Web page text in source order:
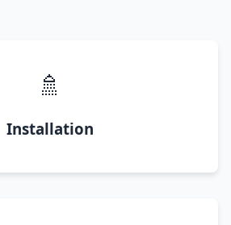
🚿
Installation